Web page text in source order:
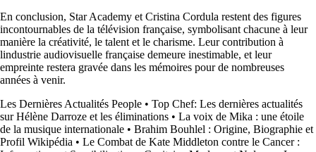
En conclusion, Star Academy et Cristina Cordula restent des figures
incontournables de la télévision française, symbolisant chacune à leur
manière la créativité, le talent et le charisme. Leur contribution à
lindustrie audiovisuelle française demeure inestimable, et leur
empreinte restera gravée dans les mémoires pour de nombreuses
années à venir.
Les Dernières Actualités People • Top Chef: Les dernières actualités
sur Hélène Darroze et les éliminations • La voix de Mika : une étoile
de la musique internationale • Brahim Bouhlel : Origine, Biographie et
Profil Wikipédia • Le Combat de Kate Middleton contre le Cancer :